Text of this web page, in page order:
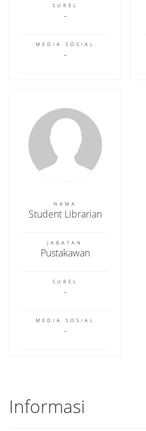
SUREL
MEDIA SOSIAL
NAMA
Student Librarian
JABATAN
Pustakawan
SUREL
MEDIA SOSIAL
Informasi